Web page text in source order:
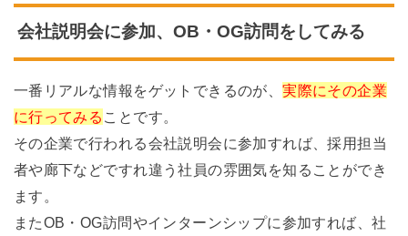
会社説明会に参加、OB・OG訪問をしてみる
一番リアルな情報をゲットできるのが、実際にその企業
に行ってみる ことです。
その企業で行われる会社説明会に参加すれば、採用担当
者や廊下などですれ違う社員の雰囲気を知ることができ
ます。
またOB・OG訪問やインターンシップに参加すれば、社